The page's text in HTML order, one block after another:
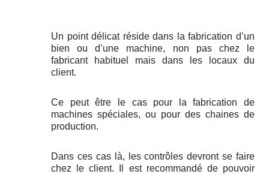
Un point délicat réside dans la fabrication d’un
bien ou d’une machine, non pas chez le
fabricant habituel mais dans les locaux du
client.
Ce peut être le cas pour la fabrication de
machines spéciales, ou pour des chaines de
production.
Dans ces cas là, les contrôles devront se faire
chez le client. Il est recommandé de pouvoir